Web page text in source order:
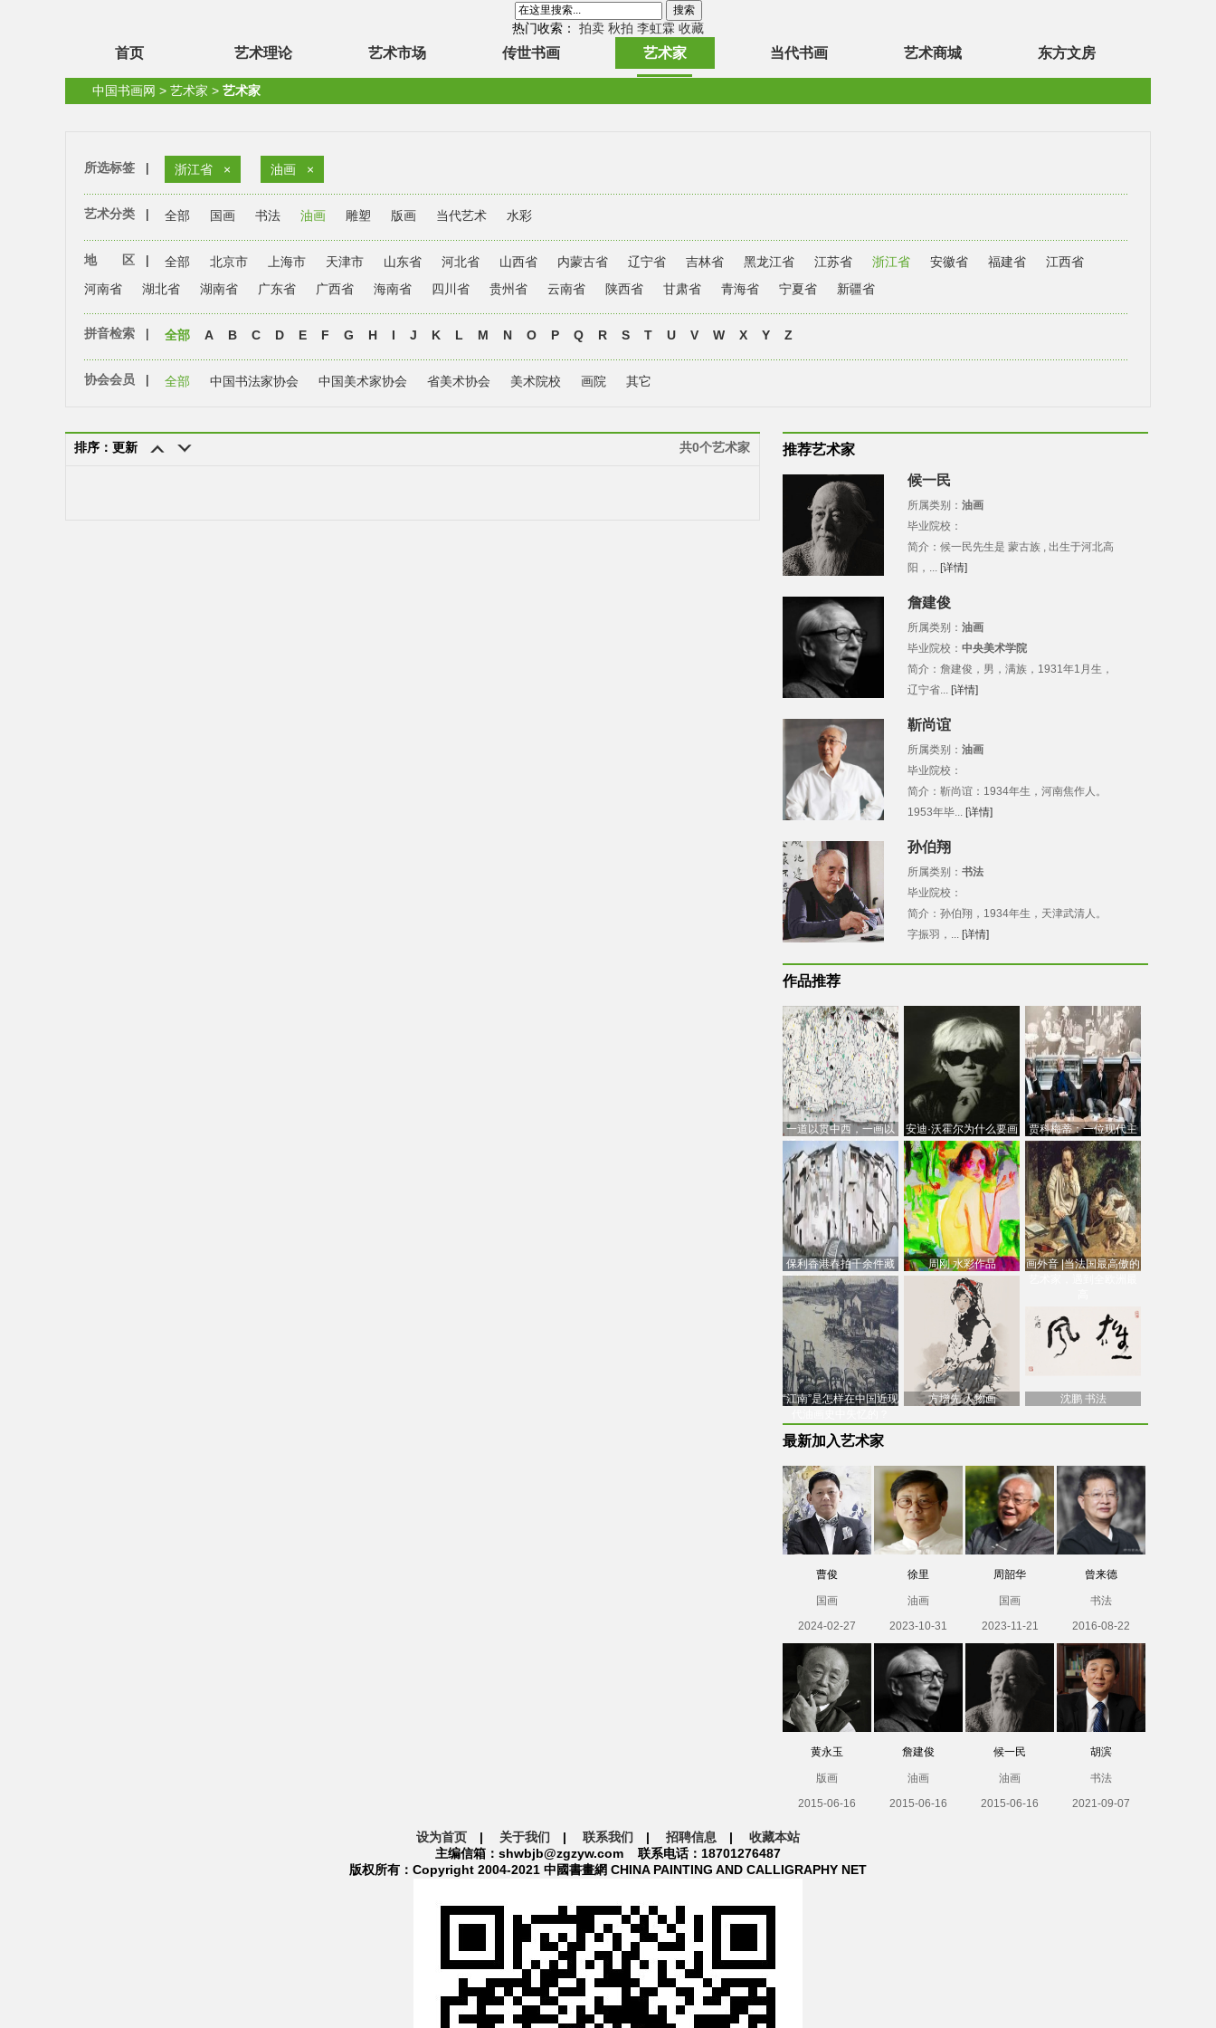
热门收索： 拍卖 秋拍 李虹霖 收藏
首页 艺术理论 艺术市场 传世书画 艺术家 当代书画 艺术商城 东方文房
中国书画网 > 艺术家 > 艺术家
所选标签 | 浙江省 × 油画 ×
艺术分类 | 全部 国画 书法 油画 雕塑 版画 当代艺术 水彩
地 区 | 全部 北京市 上海市 天津市 山东省 河北省 山西省 内蒙古省 辽宁省 吉林省 黑龙江省 江苏省 浙江省 安徽省 福建省
江西省
河南省
湖北省 湖南省 广东省 广西省 海南省 四川省 贵州省 云南省 陕西省 甘肃省 青海省 宁夏省 新疆省
拼音检索 | 全部 A B C D E F G H I J K L M N O P Q R S T U V W X Y Z
协会会员 | 全部 中国书法家协会 中国美术家协会 省美术协会 美术院校 画院 其它
排序：更新 共0个艺术家 推荐艺术家
候一民
所属类别： 油画
毕业院校：
简介：候一民先生是 蒙古族 , 出生于河北高
阳，... [详情]
詹建俊
所属类别： 油画
毕业院校： 中央美术学院
简介：詹建俊，男，满族，1931年1月生，
辽宁省... [详情]
靳尚谊
所属类别： 油画
毕业院校：
简介：靳尚谊：1934年生，河南焦作人。
1953年毕... [详情]
孙伯翔
所属类别： 书法
毕业院校：
简介：孙伯翔，1934年生，天津武清人。
字振羽，... [详情]
作品推荐
一道以贯中西，一画以
通古今：吴冠中的绘画
创
安迪·沃霍尔为什么要画
芭比
贾科梅蒂：一位现代主
义的“当代”艺术家
保利香港春拍千余件藏
品估价逾7亿港元，吴冠
中
周刚 水彩作品
画外音 |当法国最高傲的
“江南”是怎样在中国近现
方增先 人物画 沈鹏 书法
最新加入艺术家
曹俊
国画
2024-02-27
徐里
油画
2023-10-31
周韶华
国画
2023-11-21
曾来德
书法
2016-08-22
黄永玉
版画
2015-06-16
詹建俊
油画
2015-06-16
候一民
油画
2015-06-16
胡滨
书法
2021-09-07
设为首页 | 关于我们 | 联系我们 | 招聘信息 | 收藏本站
主编信箱：shwbjb@zgzyw.com 联系电话：18701276487
版权所有：Copyright 2004-2021 中國書畫網 CHINA PAINTING AND CALLIGRAPHY NET